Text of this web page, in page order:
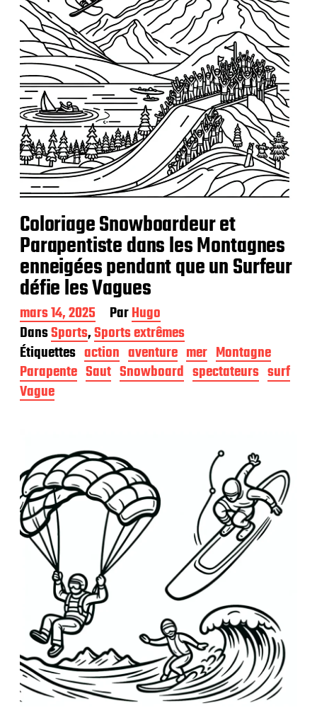
t
i
o
n
Coloriage Snowboardeur et
Parapentiste dans les Montagnes
enneigées pendant que un Surfeur
défie les Vagues
D
a
t
e
d
e
p
c
a
t
i
o
n
mars 14, 2025 ParHugo
DansSports,Sports extrêmes
Étiquettes action aventure mer Montagne
Parapente Saut Snowboard spectateurs surf
Vague